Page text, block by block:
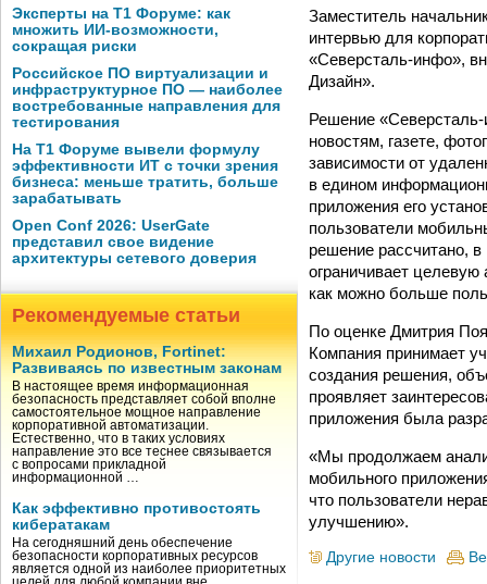
Эксперты на Т1 Форуме: как
множить ИИ-возможности,
сокращая риски
Российское ПО виртуализации и
инфраструктурное ПО — наиболее
востребованные направления для
тестирования
На Т1 Форуме вывели формулу
эффективности ИТ с точки зрения
бизнеса: меньше тратить, больше
зарабатывать
Open Conf 2026: UserGate
представил свое видение
архитектуры сетевого доверия
Рекомендуемые статьи
Михаил Родионов, Fortinet:
Развиваясь по известным законам
В настоящее время информационная
безопасность представляет собой вполне
самостоятельное мощное направление
корпоративной автоматизации.
Естественно, что в таких условиях
направление это все теснее связывается
с вопросами прикладной
информационной …
Как эффективно противостоять
кибератакам
На сегодняшний день обеспечение
безопасности корпоративных ресурсов
является одной из наиболее приоритетных
Заместитель
интервью для
«Северсталь-инфо»,
Дизайн».
Решение
новостям, газете,
зависимости от
в едином
приложения его
пользователи
решение рассчитано,
ограничивает
как можно больше
По оценке Дмитрия
Компания принимает
создания решения,
проявляет
приложения была
«Мы продолжаем
мобильного
что пользователи
улучшению».
Другие новости